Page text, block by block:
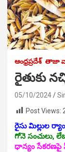
ఆంధ్రప్రదేశ్ తాజా
రైతుకు
05/10/2024
Post Views:
రైసు మిల్లుల
గోనె సంచులు,
ధాన్యం సేకరణపై